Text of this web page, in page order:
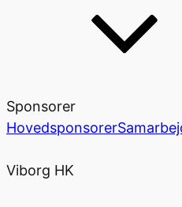
Sponsorer
Hovedsponsorer
Viborg HK